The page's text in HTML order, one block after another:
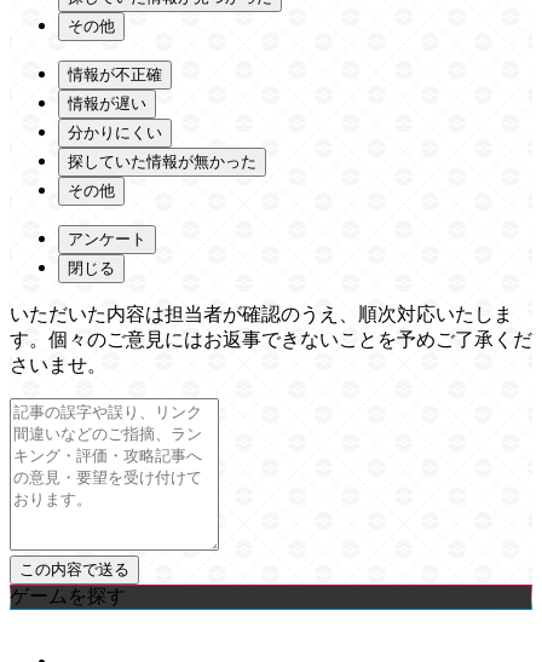
その他
情報が不正確
情報が遅い
分かりにくい
探していた情報が無かった
その他
アンケート
閉じる
いただいた内容は担当者が確認のうえ、順次対応いたしま
す。個々のご意見にはお返事できないことを予めご了承くだ
さいませ。
ゲームを探す